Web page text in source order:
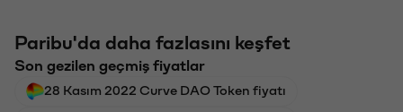
Paribu'da daha fazlasını keşfet
Son gezilen geçmiş fiyatlar
28 Kasım 2022 Curve DAO Token fiyatı